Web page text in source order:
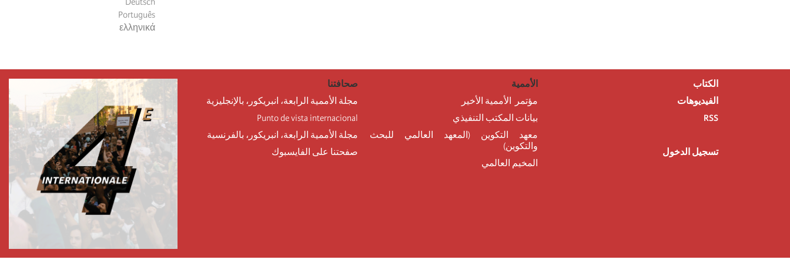
Português
ελληνικά
صحافتنا
مجلة الأممية الرابعة، انبريكور، بالإنجليزية
Punto de vista internacional
مجلة الأممية الرابعة، انبريكور، بالفرنسية
صفحتنا على الفايسبوك
الأممية
مؤتمر الأممية الأخير
بيانات المكتب التنفيذي
معهد التكوين (المعهد العالمي للبحث
والتكوين)
المخيم العالمي
الكتاب
الفيديوهات
RSS
تسجيل الدخول